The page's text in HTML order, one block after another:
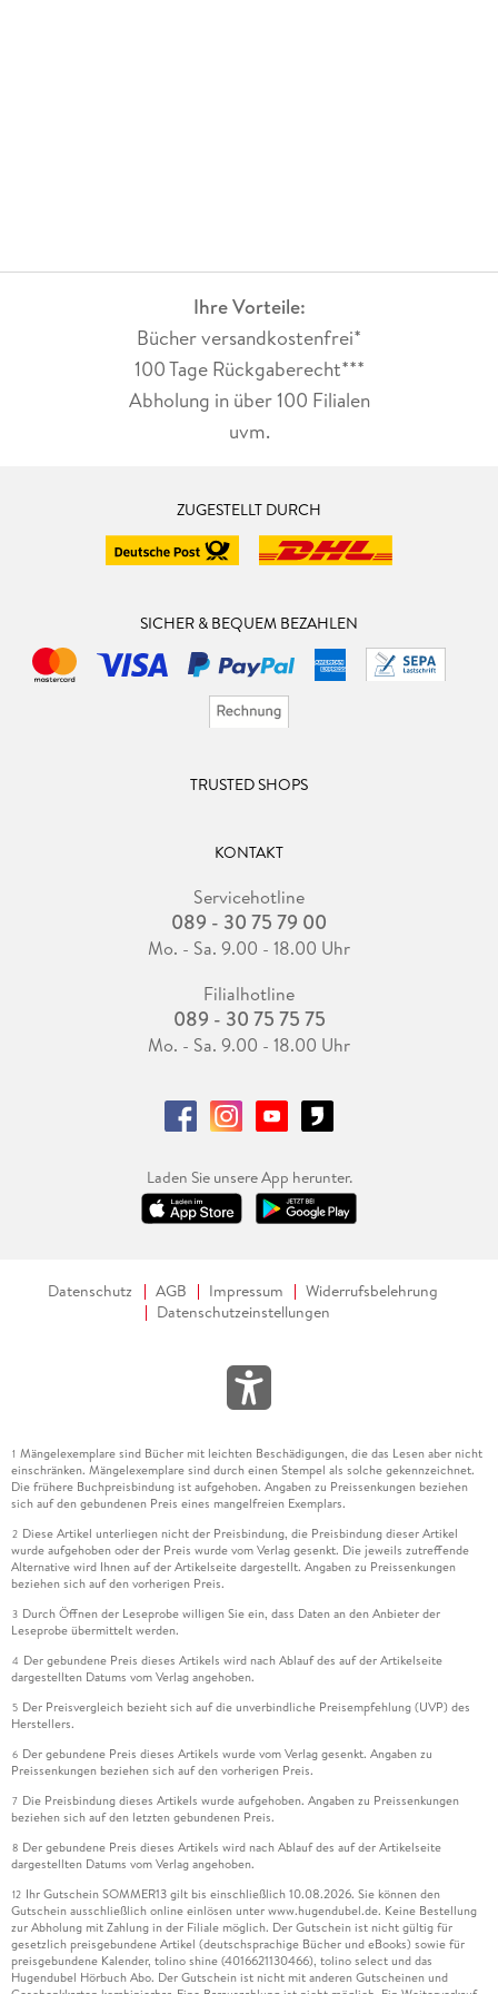
Ihre Vorteile:
Bücher versandkostenfrei*
100 Tage Rückgaberecht***
Abholung in über 100 Filialen
uvm.
ZUGESTELLT DURCH
SICHER & BEQUEM BEZAHLEN
TRUSTED SHOPS
KONTAKT
Servicehotline
089 - 30 75 79 00
Mo. - Sa. 9.00 - 18.00 Uhr
Filialhotline
089 - 30 75 75 75
Mo. - Sa. 9.00 - 18.00 Uhr
Laden Sie unsere App herunter.
Datenschutz AGB Impressum
Widerrufsbelehrung
Datenschutzeinstellungen
1 Mängelexemplare sind Bücher mit leichten Beschädigungen, die das Lesen aber nicht
einschränken. Mängelexemplare sind durch einen Stempel als solche gekennzeichnet.
Die frühere Buchpreisbindung ist aufgehoben. Angaben zu Preissenkungen beziehen
sich auf den gebundenen Preis eines mangelfreien Exemplars.
2 Diese Artikel unterliegen nicht der Preisbindung, die Preisbindung dieser Artikel
wurde aufgehoben oder der Preis wurde vom Verlag gesenkt. Die jeweils zutreffende
Alternative wird Ihnen auf der Artikelseite dargestellt. Angaben zu Preissenkungen
beziehen sich auf den vorherigen Preis.
3 Durch Öffnen der Leseprobe willigen Sie ein, dass Daten an den Anbieter der
Leseprobe übermittelt werden.
4 Der gebundene Preis dieses Artikels wird nach Ablauf des auf der Artikelseite
dargestellten Datums vom Verlag angehoben.
5 Der Preisvergleich bezieht sich auf die unverbindliche Preisempfehlung (UVP) des
Herstellers.
6 Der gebundene Preis dieses Artikels wurde vom Verlag gesenkt. Angaben zu
Preissenkungen beziehen sich auf den vorherigen Preis.
7 Die Preisbindung dieses Artikels wurde aufgehoben. Angaben zu Preissenkungen
beziehen sich auf den letzten gebundenen Preis.
8 Der gebundene Preis dieses Artikels wird nach Ablauf des auf der Artikelseite
dargestellten Datums vom Verlag angehoben.
12 Ihr Gutschein SOMMER13 gilt bis einschließlich 10.08.2026. Sie können den
Gutschein ausschließlich online einlösen unter www.hugendubel.de. Keine Bestellung
zur Abholung mit Zahlung in der Filiale möglich. Der Gutschein ist nicht gültig für
gesetzlich preisgebundene Artikel (deutschsprachige Bücher und eBooks) sowie für
preisgebundene Kalender, tolino shine (4016621130466), tolino select und das
Hugendubel Hörbuch Abo. Der Gutschein ist nicht mit anderen Gutscheinen und